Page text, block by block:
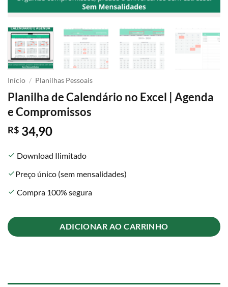
Início / Planilhas Pessoais
Planilha de Calendário no Excel | Agenda
e Compromissos
R$ 34,90
check Download Ilimitado
check Preço único (sem mensalidades)
check Compra 100% segura
ADICIONAR AO CARRINHO